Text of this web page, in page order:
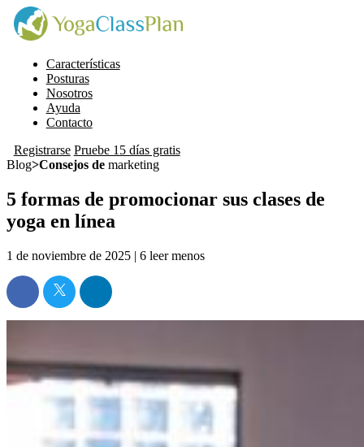
Características
Posturas
Nosotros
Ayuda
Contacto
Registrarse Pruebe 15 días gratis
Blog>Consejos de marketing
5 formas de promocionar sus clases de
yoga en línea
1 de noviembre de 2025 | 6 leer menos